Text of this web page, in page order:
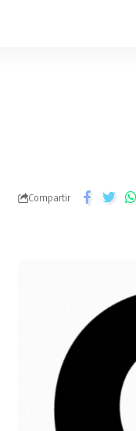
Compartir